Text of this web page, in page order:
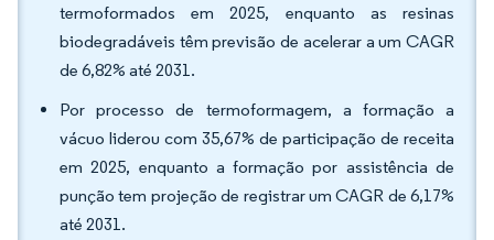
termoformados em 2025, enquanto as resinas
biodegradáveis têm previsão de acelerar a um CAGR
de 6,82% até 2031.
Por processo de termoformagem, a formação a
vácuo liderou com 35,67% de participação de receita
em 2025, enquanto a formação por assistência de
punção tem projeção de registrar um CAGR de 6,17%
até 2031.